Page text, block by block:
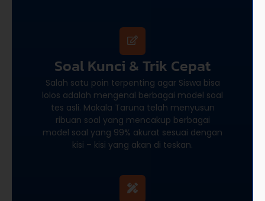
Soal Kunci & Trik Cepat
Salah satu poin terpenting agar Siswa bisa
lolos adalah mengenal berbagai model soal
tes asli. Makala Taruna telah menyusun
ribuan soal yang mencakup berbagai
model soal yang 99% akurat sesuai dengan
kisi – kisi yang akan di teskan.